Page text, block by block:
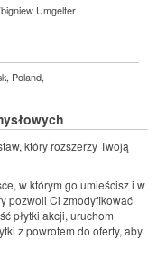
Umgelter
Poland,
który rozszerzy Twoją
w którym go umieścisz i w
pozwoli Ci zmodyfikować
płytki akcji, uruchom
z powrotem do oferty, aby